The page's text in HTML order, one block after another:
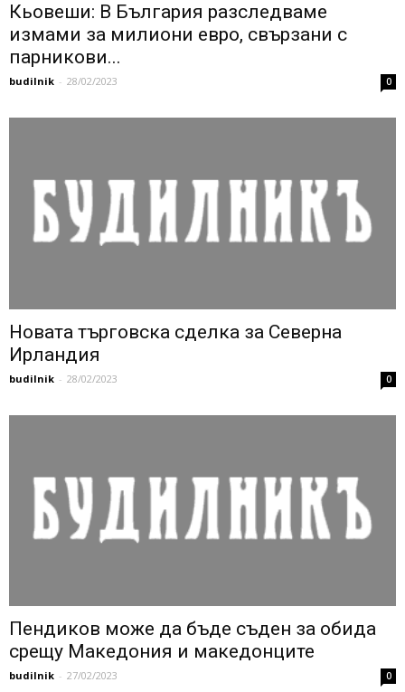
Кьовеши: В България разследваме
измами за милиони евро, свързани с
парникови...
budilnik - 28/02/2023 0
Новата търговска сделка за Северна
Ирландия
budilnik - 28/02/2023 0
Пендиков може да бъде съден за обида
срещу Македония и македонците
budilnik - 27/02/2023 0